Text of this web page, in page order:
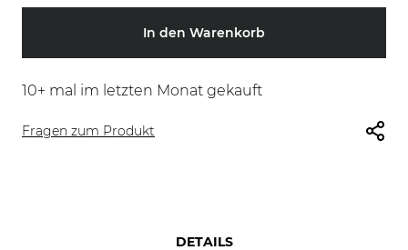
In den Warenkorb
10+ mal im letzten Monat gekauft
Fragen zum Produkt
DETAILS